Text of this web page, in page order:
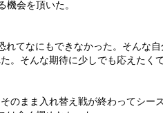
機会を頂いた。
れてなにもできなかった。そんな
。そんな期待に少しでも応えたく
のまま入れ替え戦が終わってシー